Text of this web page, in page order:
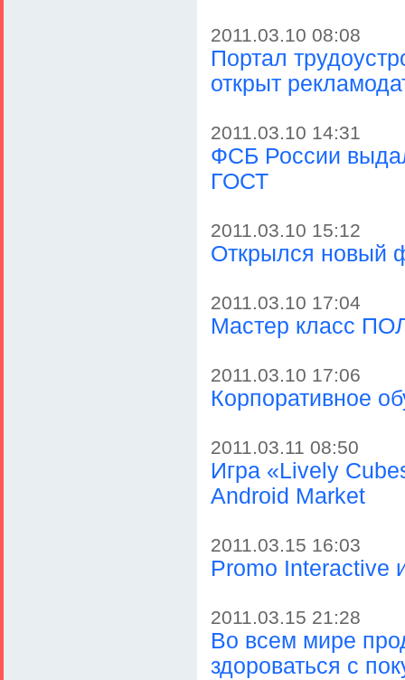
2011.03.10 08:08
Портал
открыт
2011.03.10 14:31
ФСБ России
ГОСТ
2011.03.10 15:12
Открылся новый
2011.03.10 17:04
Мастер класс
2011.03.10 17:06
Корпоративное
2011.03.11 08:50
Игра «Lively
Android Market
2011.03.15 16:03
Promo Interactive
2011.03.15 21:28
Во всем мире
здороваться с